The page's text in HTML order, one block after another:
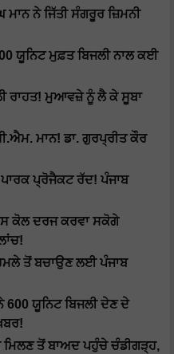
ਨੇ ਜਿੱਤੀ ਸੰਗਰੂਰ ਜ਼ਿਮਨੀ
ਯੂਨਿਟ ਮੁਫ਼ਤ ਬਿਜਲੀ ਨਾਲ ਕਈ
ਰਾਹਤ! ਮੁਆਵਜ਼ੇ ਨੂੰ ਲੈ ਕੇ ਸੂਬਾ
ਮਾਨ! ਡਾ. ਗੁਰਪ੍ਰੀਤ ਕੌਰ
ਪ੍ਰੋਜੈਕਟ ਰੱਦ! ਪੰਜਾਬ
ਕੋਲ ਦਰਜ ਕਰਵਾ ਸਕੋਗੇ
ਤੋਂ ਬਚਾਉਣ ਲਈ ਪੰਜਾਬ
600 ਯੂਨਿਟ ਬਿਜਲੀ ਦੇਣ ਦੇ
ਮਿਲਣ ਤੋਂ ਬਾਅਦ ਪਹੁੰਚੇ ਚੰਡੀਗੜ੍ਹ,